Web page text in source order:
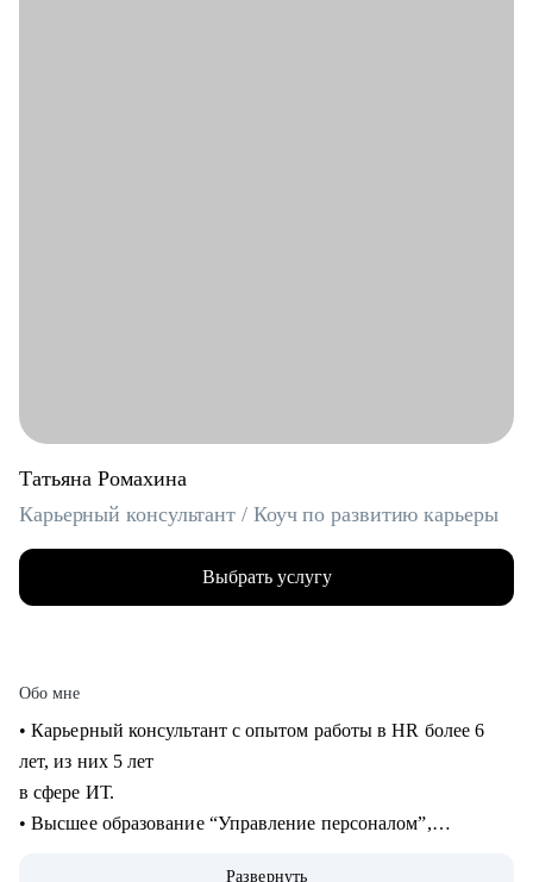
Татьяна Ромахина
Карьерный консультант / Коуч по развитию карьеры
Выбрать услугу
Обо мне
• Карьерный консультант с опытом работы в HR более 6
лет, из них 5 лет
в сфере ИТ.
• Высшее образование “Управление персоналом”,
Развернуть